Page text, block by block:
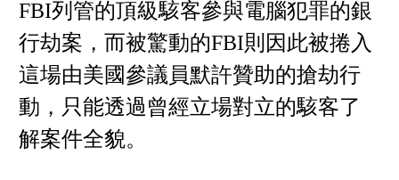
FBI列管的頂級駭客參與電腦犯罪的銀
行劫案，而被驚動的FBI則因此被捲入
這場由美國參議員默許贊助的搶劫行
動，只能透過曾經立場對立的駭客了
解案件全貌。